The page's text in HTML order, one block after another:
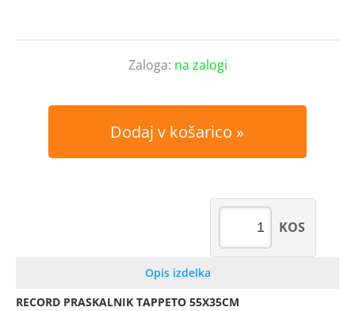
Zaloga: na zalogi
Dodaj v košarico
KOS
Opis izdelka
RECORD PRASKALNIK TAPPETO 55X35CM